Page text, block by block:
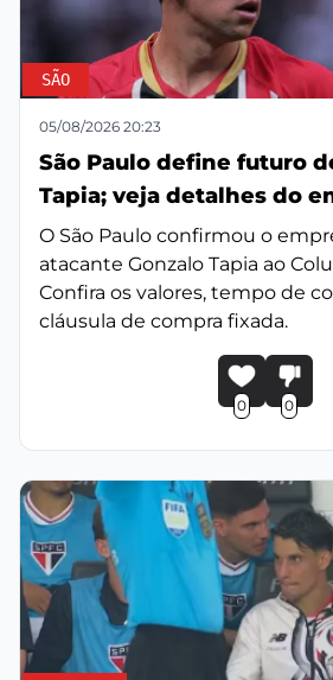
SÃO
05/08/2026 20:23
São Paulo define futuro
Tapia; veja detalhes do
O São Paulo confirmou o
atacante Gonzalo Tapia ao
Confira os valores, tempo de
cláusula de compra fixada.
0 0